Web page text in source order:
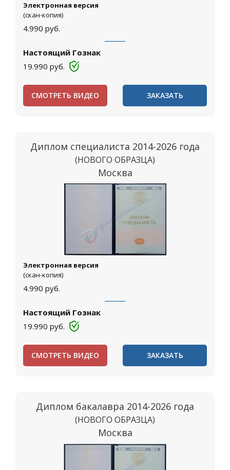
Электронная версия
(скан-копия)
4.990 руб.
Настоящий Гознак
19.990 руб.
СМОТРЕТЬ ВИДЕО ЗАКАЗАТЬ
Диплом специалиста 2014-2026 года
(НОВОГО ОБРАЗЦА)
Москва
Электронная версия
(скан-копия)
4.990 руб.
Настоящий Гознак
19.990 руб.
СМОТРЕТЬ ВИДЕО ЗАКАЗАТЬ
Диплом бакалавра 2014-2026 года
(НОВОГО ОБРАЗЦА)
Москва